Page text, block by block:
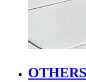
OTHERS